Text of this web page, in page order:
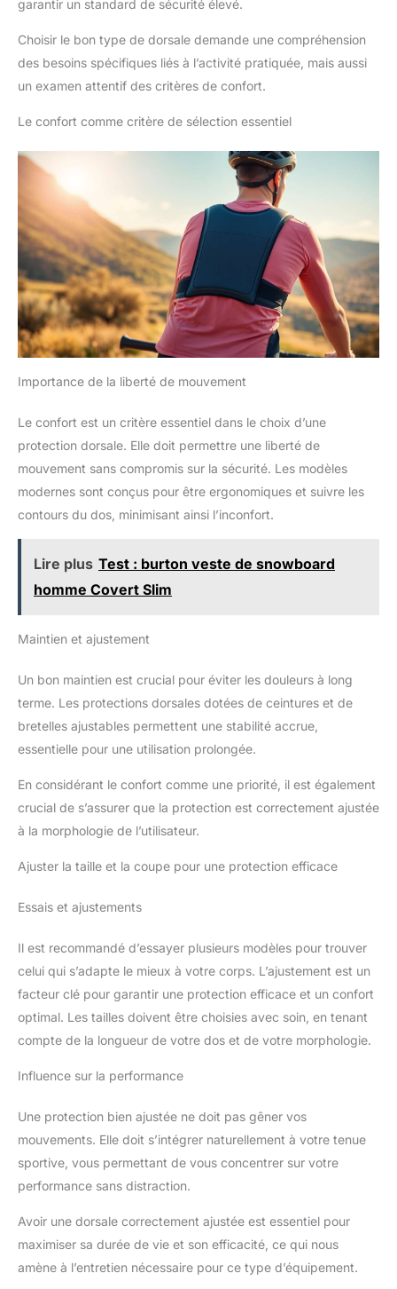
garantir un standard de sécurité élevé.
Choisir le bon type de dorsale demande une compréhension
des besoins spécifiques liés à l’activité pratiquée, mais aussi
un examen attentif des critères de confort.
Le confort comme critère de sélection essentiel
Importance de la liberté de mouvement
Le confort est un critère essentiel dans le choix d’une
protection dorsale. Elle doit permettre une liberté de
mouvement sans compromis sur la sécurité. Les modèles
modernes sont conçus pour être ergonomiques et suivre les
contours du dos, minimisant ainsi l’inconfort.
Lire plus Test : burton veste de snowboard
homme Covert Slim
Maintien et ajustement
Un bon maintien est crucial pour éviter les douleurs à long
terme. Les protections dorsales dotées de ceintures et de
bretelles ajustables permettent une stabilité accrue,
essentielle pour une utilisation prolongée.
En considérant le confort comme une priorité, il est également
crucial de s’assurer que la protection est correctement ajustée
à la morphologie de l’utilisateur.
Ajuster la taille et la coupe pour une protection efficace
Essais et ajustements
Il est recommandé d’essayer plusieurs modèles pour trouver
celui qui s’adapte le mieux à votre corps. L’ajustement est un
facteur clé pour garantir une protection efficace et un confort
optimal. Les tailles doivent être choisies avec soin, en tenant
compte de la longueur de votre dos et de votre morphologie.
Influence sur la performance
Une protection bien ajustée ne doit pas gêner vos
mouvements. Elle doit s’intégrer naturellement à votre tenue
sportive, vous permettant de vous concentrer sur votre
performance sans distraction.
Avoir une dorsale correctement ajustée est essentiel pour
maximiser sa durée de vie et son efficacité, ce qui nous
amène à l’entretien nécessaire pour ce type d’équipement.